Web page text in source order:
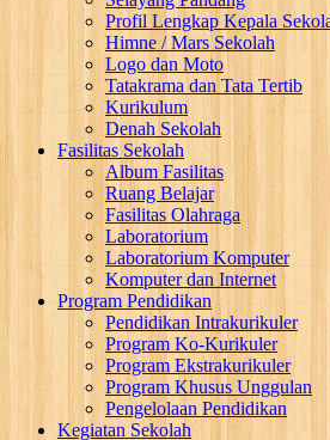
Profil Lengkap Kepala
Himne / Mars Sekolah
Logo dan Moto
Tatakrama dan Tata Tertib
Kurikulum
Denah Sekolah
Fasilitas Sekolah
Album Fasilitas
Ruang Belajar
Fasilitas Olahraga
Laboratorium
Laboratorium Komputer
Komputer dan Internet
Program Pendidikan
Pendidikan Intrakurikuler
Program Ko-Kurikuler
Program Ekstrakurikuler
Program Khusus Unggulan
Pengelolaan Pendidikan
Kegiatan Sekolah